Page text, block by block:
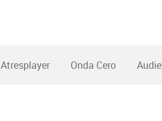
Atresplayer Onda Cero